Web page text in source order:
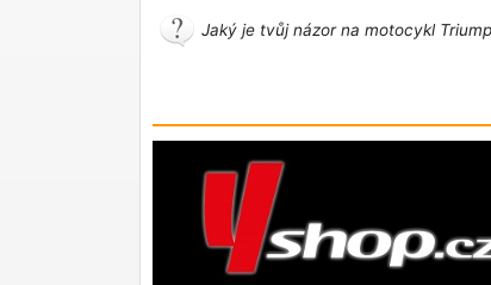
Jaký je tvůj názor na motocykl